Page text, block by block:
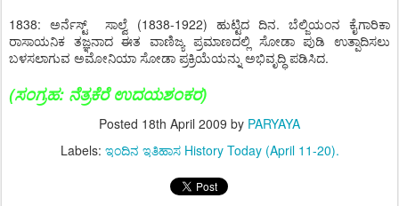
1838: ಅರ್ನೆಸ್ಟ್ ಸಾಲ್ವೆ (1838-1922) ಹುಟ್ಟಿದ ದಿನ. ಬೆಲ್ಜಿಯಂನ ಕೈಗಾರಿಕಾ
ರಾಸಾಯನಿಕ ತಜ್ಞನಾದ ಈತ ವಾಣಿಜ್ಯ ಪ್ರಮಾಣದಲ್ಲಿ ಸೋಡಾ ಪುಡಿ ಉತ್ಪಾದಿಸಲು
ಬಳಸಲಾಗುವ ಅಮೋನಿಯಾ ಸೋಡಾ ಪ್ರಕ್ರಿಯೆಯನ್ನು ಅಭಿವೃದ್ಧಿ ಪಡಿಸಿದ.
(ಸಂಗ್ರಹ: ನೆತ್ರಕೆರೆ ಉದಯಶಂಕರ)
Posted 18th April 2009 by PARYAYA
Labels: ಇಂದಿನ ಇತಿಹಾಸ History Today (April 11-20).